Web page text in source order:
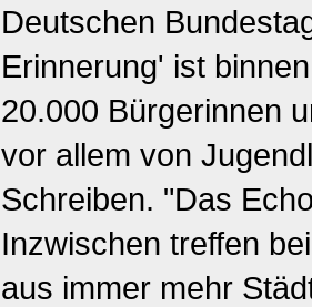
Deutschen
Erinnerung' ist
20.000 Bürgerinnen
vor allem von
Schreiben. "Das
Inzwischen treffen
aus immer mehr